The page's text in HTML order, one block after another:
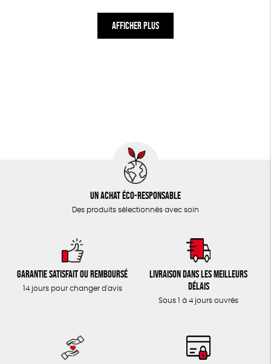
AFFICHER PLUS
Un achat éco-responsable
Des produits sélectionnés avec soin
Garantie satisfait ou remboursé
14 jours pour changer d'avis
Livraison dans les meilleurs
délais
Sous 1 à 4 jours ouvrés